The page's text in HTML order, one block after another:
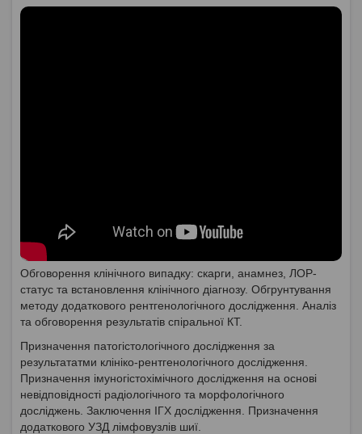
Обговорення клінічного випадку: скарги, анамнез, ЛОР-
статус та встановлення клінічного діагнозу. Обгрунтування
методу додаткового рентгенологічного дослідження. Аналіз
та обговорення результатів спіральної КТ.
Призначення патогістологічного дослідження за
результататми клініко-рентгенологічного дослідження.
Призначення імуногістохімічного дослідження на основі
невідповідності радіологічного та морфологічного
досліджень. Заключення ІГХ дослідження. Призначення
додаткового УЗД лімфовузлів шиї.